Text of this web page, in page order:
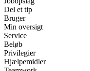
Del et tip
Bruger
Min oversigt
Service
Beløb
Privilegier
Hjælpemidler